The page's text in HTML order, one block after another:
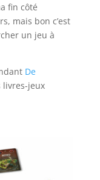
fin côté
mais bon c’est
un jeu à
De
livres-jeux